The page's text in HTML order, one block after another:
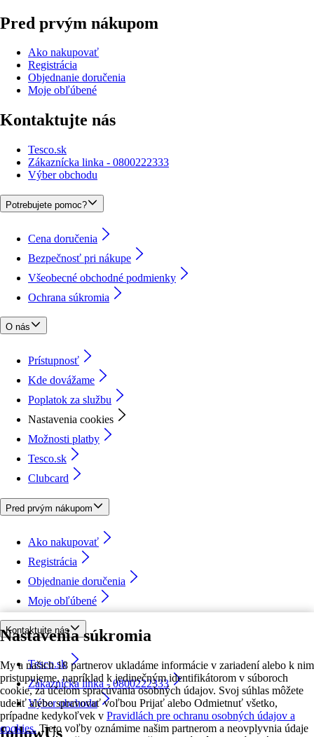
Nastavenia súkromia
My a našich 18 partnerov ukladáme informácie v zariadení alebo k nim
pristupujeme, napríklad k jedinečným identifikátorom v súboroch
cookie, za účelom spracúvania osobných údajov. Svoj súhlas môžete
udeliť alebo spravovať voľbou Prijať alebo Odmietnuť všetko,
prípadne kedykoľvek v Pravidlách pre ochranu osobných údajov a
cookies. Tieto voľby oznámime našim partnerom a neovplyvnia údaje
Pred prvým nákupom
Ako nakupovať
Registrácia
Objednanie doručenia
Moje obľúbené
Kontaktujte nás
Tesco.sk
Zákaznícka linka - 0800222333
Výber obchodu
Potrebujete pomoc?
Cena doručenia
Bezpečnosť pri nákupe
Všeobecné obchodné podmienky
Ochrana súkromia
O nás
Prístupnosť
Kde dovážame
Poplatok za službu
Nastavenia cookies
Možnosti platby
Tesco.sk
Clubcard
Pred prvým nákupom
Ako nakupovať
Registrácia
Objednanie doručenia
Moje obľúbené
Kontaktujte nás
Tesco.sk
Zákaznícka linka - 0800222333
Výber obchodu
followUs